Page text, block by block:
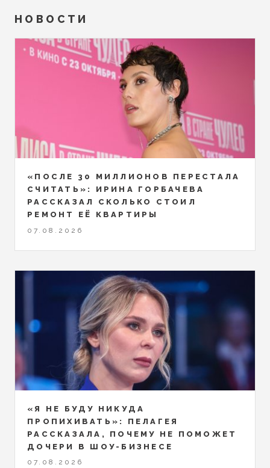
НОВОСТИ
«ПОСЛЕ 30 МИЛЛИОНОВ ПЕРЕСТАЛА
СЧИТАТЬ»: ИРИНА ГОРБАЧЕВА
РАССКАЗАЛ СКОЛЬКО СТОИЛ
РЕМОНТ ЕЁ КВАРТИРЫ
07.08.2026
«Я НЕ БУДУ НИКУДА
ПРОПИХИВАТЬ»: ПЕЛАГЕЯ
РАССКАЗАЛА, ПОЧЕМУ НЕ ПОМОЖЕТ
ДОЧЕРИ В ШОУ-БИЗНЕСЕ
07.08.2026